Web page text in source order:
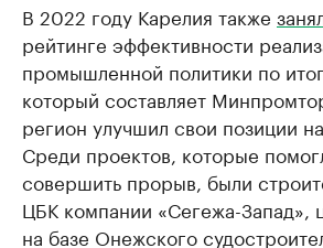
В 2022 году Карелия также
рейтинге эффективности
промышленной политики по
который составляет
регион улучшил свои позиции
Среди проектов, которые
совершить прорыв, были
ЦБК компании «Сегежа-Запад»,
на базе Онежского